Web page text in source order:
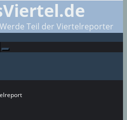
Teil der Viertelreporter